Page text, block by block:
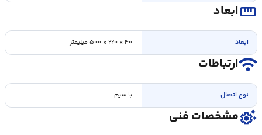
straightenابعاد
ابعاد ۴۰ × ۲۲۰ × ۵۰۰ ميلیمتر
wifiارتباطات
نوع اتصال با سيم
settings_suggestمشخصات فنی